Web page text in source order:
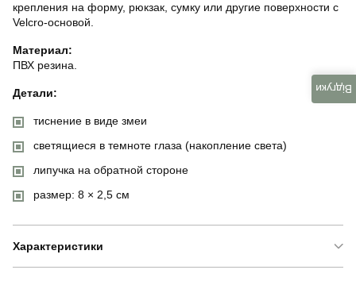
крепления на форму, рюкзак, сумку или другие поверхности с
Velcro-основой.
Материал:
ПВХ резина.
Детали:
тиснение в виде змеи
светящиеся в темноте глаза (накопление света)
липучка на обратной стороне
размер: 8 × 2,5 см
Характеристики
Відгуки